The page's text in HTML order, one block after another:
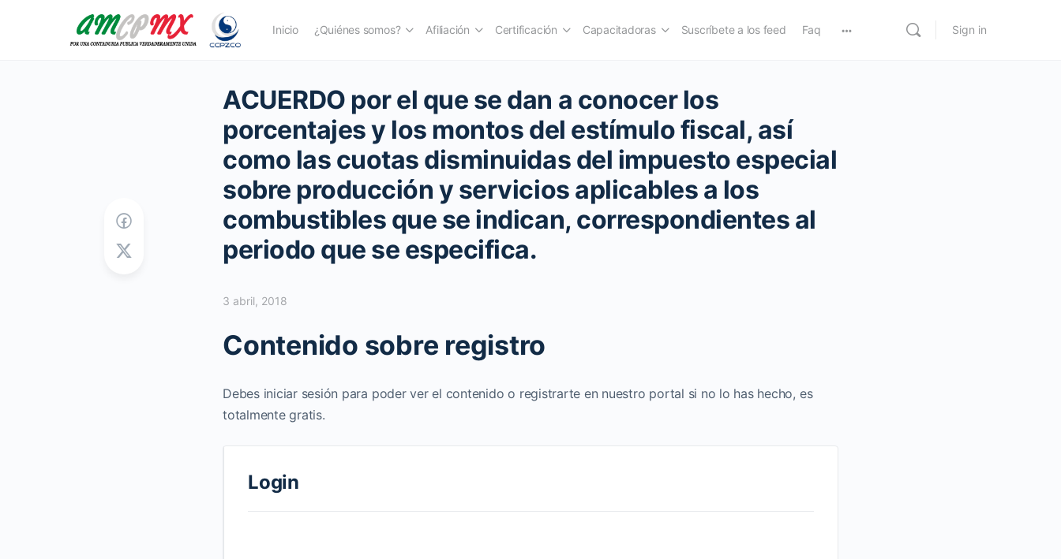
Inicio ¿Quiénes somos? Afiliación Certificación Capacitadoras Suscríbete a los feed Faq Sign in
ACUERDO por el que se dan a conocer los
porcentajes y los montos del estímulo fiscal, así
como las cuotas disminuidas del impuesto especial
sobre producción y servicios aplicables a los
combustibles que se indican, correspondientes al
periodo que se especifica.
3 abril, 2018
Contenido sobre registro
Debes iniciar sesión para poder ver el contenido o registrarte en nuestro portal si no lo has hecho, es
totalmente gratis.
Login